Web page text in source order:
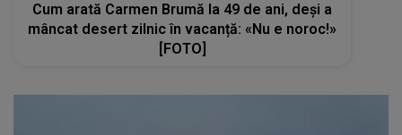
Cum arată Carmen Brumă la 49 de ani, deși a
mâncat desert zilnic în vacanță: «Nu e noroc!»
[FOTO]